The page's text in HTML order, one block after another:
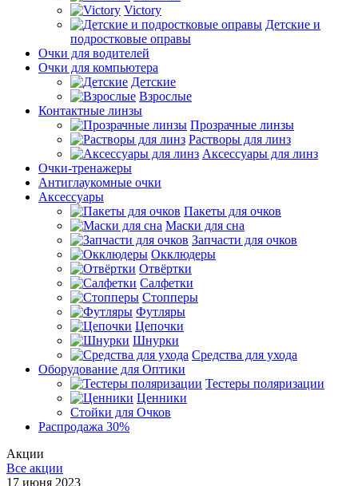
Victory
Детские и
подростковые оправы
Очки для водителей
Очки для компьютера
Детские
Взрослые
Контактные линзы
Прозрачные линзы
Растворы для линз
Аксессуары для линз
Очки-тренажеры
Антиглаукомные очки
Аксессуары
Пакеты для очков
Маски для сна
Запчасти для очков
Окклюдеры
Отвёртки
Салфетки
Стопперы
Футляры
Цепочки
Шнурки
Средства для ухода
Оборудование для Оптики
Тестеры поляризации
Ценники
Стойки для Очков
Распродажа 30%
Акции
Все акции
17 июня 2023